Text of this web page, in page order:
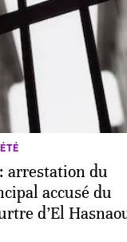
arrestation du
accusé du
d’El